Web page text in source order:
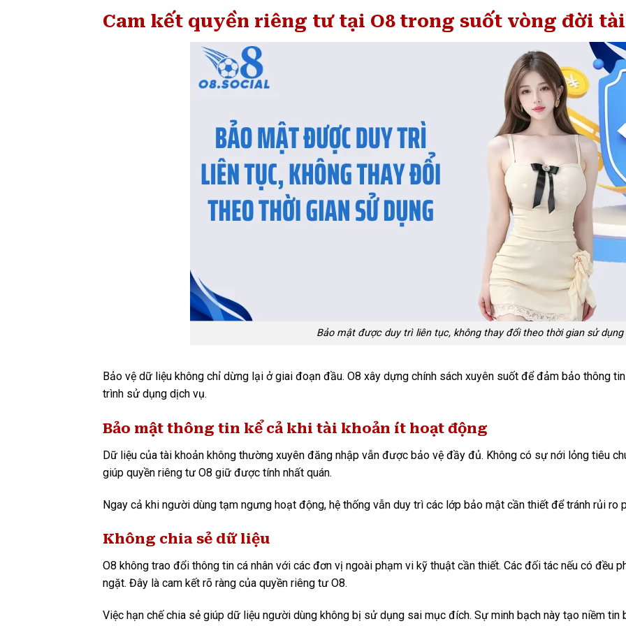
Cam kết quyền riêng tư tại O8 trong suốt vòng đời
Bảo mật được duy trì liên tục, không thay đổi theo thời gian sử dụng
Bảo vệ dữ liệu không chỉ dừng lại ở giai đoạn đầu. O8 xây dựng chính sách xuyên suốt để đảm bảo thông
trình sử dụng dịch vụ.
Bảo mật thông tin kể cả khi tài khoản ít hoạt động
Dữ liệu của tài khoản không thường xuyên đăng nhập vẫn được bảo vệ đầy đủ. Không có sự nới lỏng tiêu
giúp quyền riêng tư O8 giữ được tính nhất quán.
Ngay cả khi người dùng tạm ngưng hoạt động, hệ thống vẫn duy trì các lớp bảo mật cần thiết để tránh rủi ro
Không chia sẻ dữ liệu
O8 không trao đổi thông tin cá nhân với các đơn vị ngoài phạm vi kỹ thuật cần thiết. Các đối tác nếu có đều
ngặt. Đây là cam kết rõ ràng của quyền riêng tư O8.
Việc hạn chế chia sẻ giúp dữ liệu người dùng không bị sử dụng sai mục đích. Sự minh bạch này tạo niềm tin